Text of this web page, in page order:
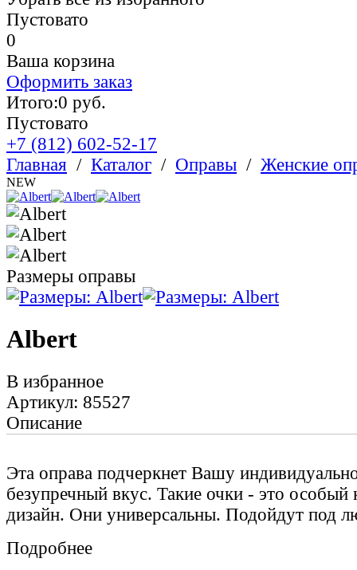
Пустовато
0
Ваша корзина
Оформить заказ
Итого:0 руб.
Пустовато
+7 (812) 602-52-17
Главная / Каталог / Оправы / Женские
NEW
Размеры оправы
Albert
В избранное
Артикул: 85527
Описание
Эта оправа подчеркнет Вашу
безупречный вкус. Такие очки - это
дизайн. Они универсальны. Подойдут под
Подробнее